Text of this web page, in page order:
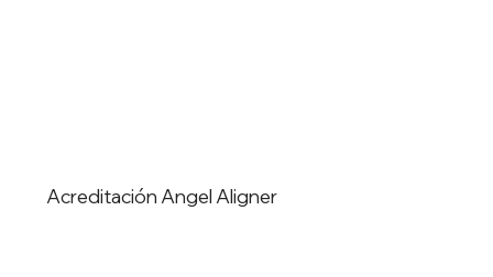
Acreditación Angel Aligner